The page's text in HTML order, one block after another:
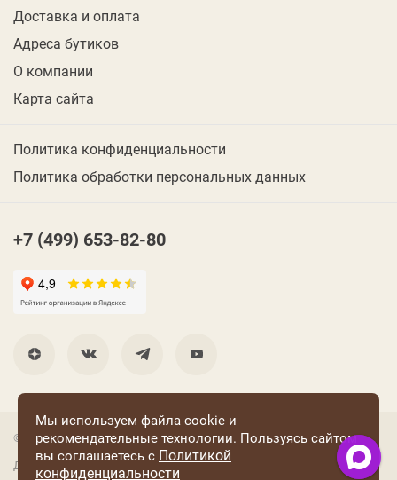
Доставка и оплата
Адреса бутиков
О компании
Карта сайта
Политика конфиденциальности
Политика обработки персональных данных
+7 (499) 653-82-80
© 2001 Группа компаний «Конфаэль»
Дизайн —RUSO
Мы используем файла cookie и
рекомендательные технологии. Пользуясь сайтом
вы соглашаетесь с Политикой
конфиденциальности